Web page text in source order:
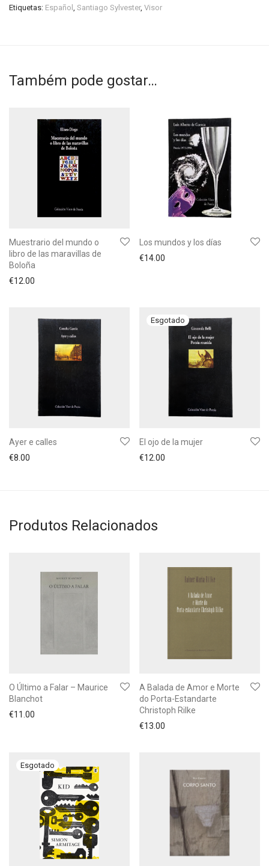
Etiquetas: Español , Santiago Sylvester, Visor
Também pode gostar…
Muestrario del mundo o
libro de las maravillas de
Boloña
€12.00
Los mundos y los días
€14.00
Ayer e calles
€8.00
El ojo de la mujer
€12.00
Produtos Relacionados
O Último a Falar – Maurice
Blanchot
€11.00
A Balada de Amor e Morte
do Porta-Estandarte
Christoph Rilke
€13.00